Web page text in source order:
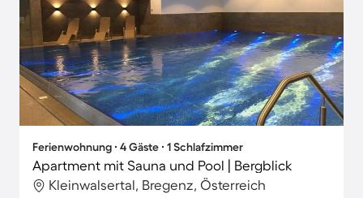
Ferienwohnung ∙ 4 Gäste ∙ 1 Schlafzimmer
Apartment mit Sauna und Pool | Bergblick
Kleinwalsertal, Bregenz, Österreich